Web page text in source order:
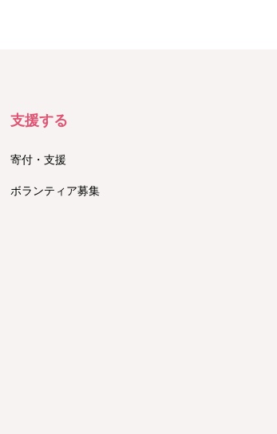
支援する
寄付・支援
ボランティア募集